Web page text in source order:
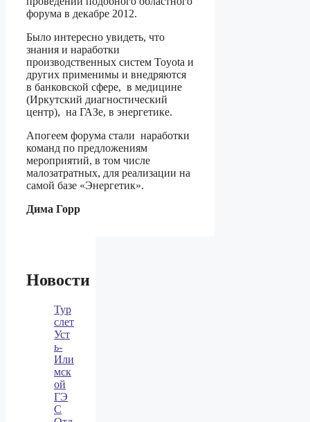
форума в декабре 2012.
Было интересно увидеть, что
знания и наработки
производственных систем Toyota и
других применимы и внедряются
в банковской сфере, в медицине
(Иркутский диагностический
центр), на ГАЗе, в энергетике.
Апогеем форума стали наработки
команд по предложениям
мероприятий, в том числе
малозатратных, для реализации на
самой базе «Энергетик».
Дима Горр
Новости
Тур
слет
Уст
ь-
Или
мск
ой
ГЭ
С